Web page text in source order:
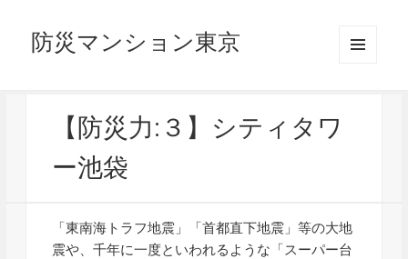
防災マンション東京
【防災力:３】シティタワ
ー池袋
「東南海トラフ地震」「首都直下地震」等の大地
震や、千年に一度といわれるような「スーパー台